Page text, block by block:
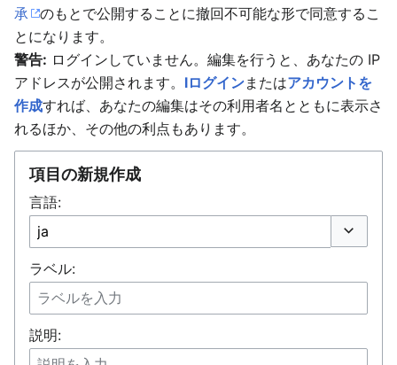
承
のもとで公開することに撤回不可能な形で同意するこ
とになります。
警告: ログインしていません。編集を行うと、あなたの IP
アドレスが公開されます。 lログインまたはアカウントを
作成すれば、あなたの編集はその利用者名とともに表示さ
れるほか、その他の利点もあります。
項目の新規作成
言語:
ラベル:
説明: